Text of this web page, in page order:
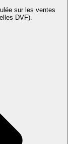
sur les ventes
DVF).